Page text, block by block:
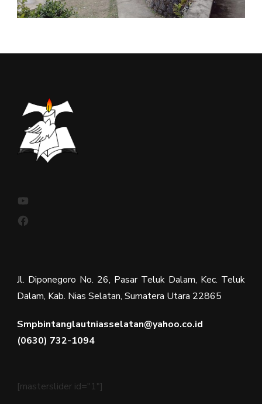
Jl. Diponegoro No. 26, Pasar Teluk Dalam, Kec. Teluk
Dalam, Kab. Nias Selatan, Sumatera Utara 22865
Smpbintanglautniasselatan@yahoo.co.id
(0630) 732-1094
[masterslider id="1"]